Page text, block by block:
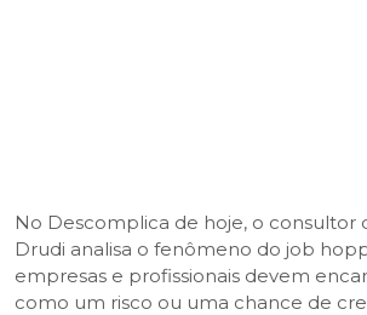
No Descomplica de hoje, o consultor
Drudi analisa o fenômeno do job
empresas e profissionais devem
como um risco ou uma chance de